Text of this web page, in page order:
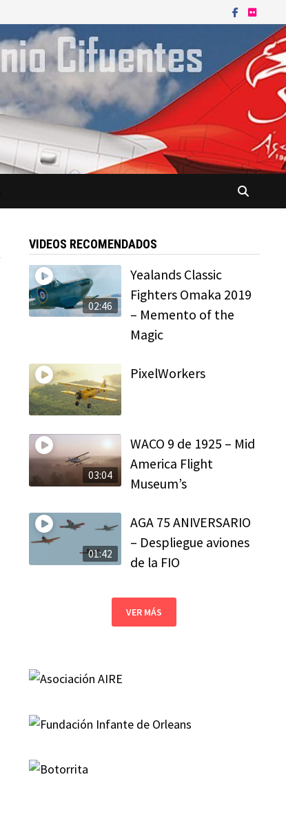
VIDEOS RECOMENDADOS
02:46
Yealands Classic
Fighters Omaka 2019
– Memento of the
Magic
PixelWorkers
03:04
WACO 9 de 1925 – Mid
America Flight
Museum’s
01:42
AGA 75 ANIVERSARIO
– Despliegue aviones
de la FIO
VER MÁS